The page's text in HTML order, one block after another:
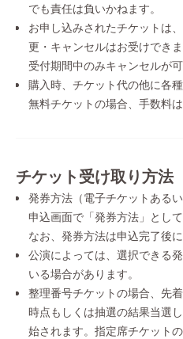
でも責任は負いかねます。
お申し込みされたチケットは
更・キャンセルはお受けでき
受付期間中のみキャンセルが可
購入時、チケット代の他に各
無料チケットの場合、手数料は
チケット受け取り方法
発券方法（電子チケットある
申込画面で「発券方法」とし
なお、発券方法は申込完了後
公演によっては、選択できる
いる場合があります。
整理番号チケットの場合、先
時点もしくは抽選の結果当選
始されます。指定席チケット